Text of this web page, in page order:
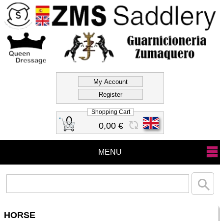
Official Store Zms
Saddlery
0 0,00 €
Shopping Cart
MENU
HORSE